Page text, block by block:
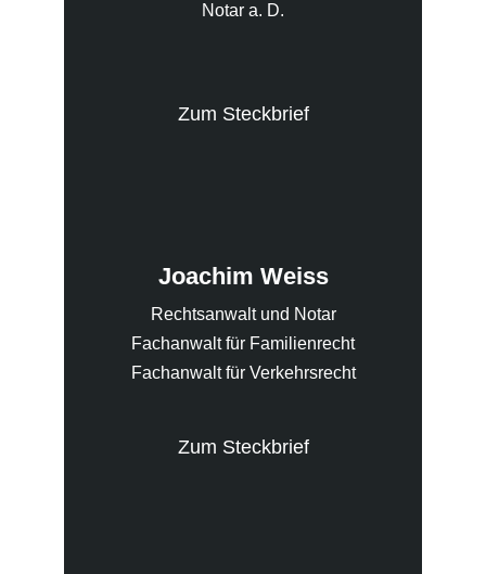
Notar a. D.
Zum Steckbrief
Joachim Weiss
Rechtsanwalt und Notar
Fachanwalt für Familienrecht
Fachanwalt für Verkehrsrecht
Zum Steckbrief